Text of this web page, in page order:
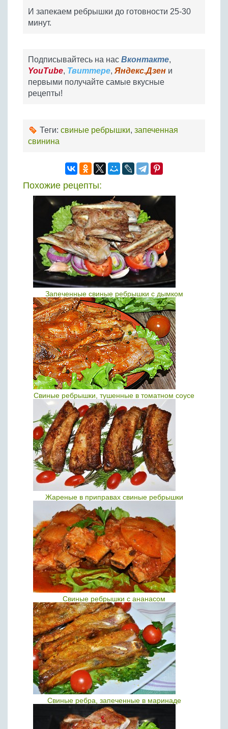
И запекаем ребрышки до готовности 25-30
минут.
Подписывайтесь на нас Вконтакте,
YouTube, Твиттере, Яндекс.Дзен и
первыми получайте самые вкусные
рецепты!
Теги: свиные ребрышки, запеченная
свинина
Похожие рецепты:
Запеченные свиные ребрышки с дымком
Свиные ребрышки, тушенные в томатном соусе
Жареные в приправах свиные ребрышки
Свиные ребрышки с ананасом
Свиные ребра, запеченные в маринаде